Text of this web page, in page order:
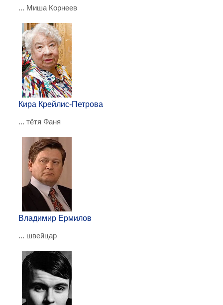
... Миша Корнеев
Кира Крейлис-Петрова
... тётя Фаня
Владимир Ермилов
... швейцар